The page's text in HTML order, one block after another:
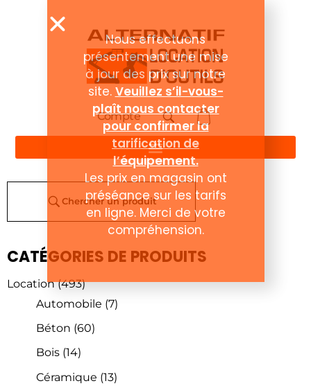
Compte
Chercher un produit
CATÉGORIES DE PRODUITS
Location (493)
Automobile (7)
Béton (60)
Bois (14)
Céramique (13)